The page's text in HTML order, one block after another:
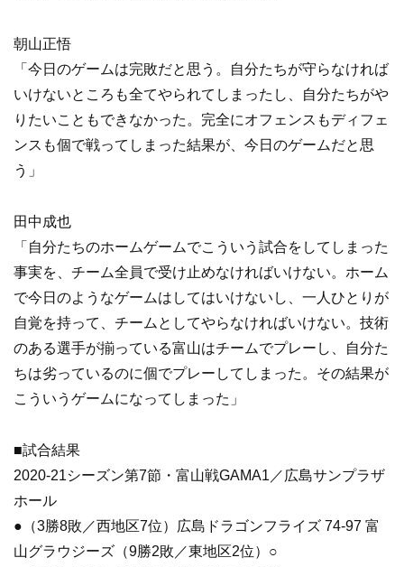
朝山正悟
「今日のゲームは完敗だと思う。自分たちが守らなければ
いけないところも全てやられてしまったし、自分たちがや
りたいこともできなかった。完全にオフェンスもディフェ
ンスも個で戦ってしまった結果が、今日のゲームだと思
う」
田中成也
「自分たちのホームゲームでこういう試合をしてしまった
事実を、チーム全員で受け止めなければいけない。ホーム
で今日のようなゲームはしてはいけないし、一人ひとりが
自覚を持って、チームとしてやらなければいけない。技術
のある選手が揃っている富山はチームでプレーし、自分た
ちは劣っているのに個でプレーしてしまった。その結果が
こういうゲームになってしまった」
■試合結果
2020-21シーズン第7節・富山戦GAMA1／広島サンプラザ
ホール
●（3勝8敗／西地区7位）広島ドラゴンフライズ 74-97 富
山グラウジーズ（9勝2敗／東地区2位）○